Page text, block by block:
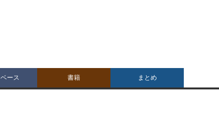
ース 書籍 まとめ